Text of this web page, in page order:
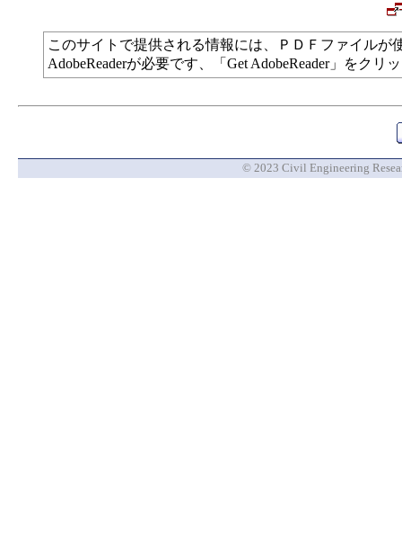
このサイトで提供される情報には、ＰＤＦファイル
AdobeReaderが必要です、「Get AdobeReader」をク
© 2023 Civil Engineering